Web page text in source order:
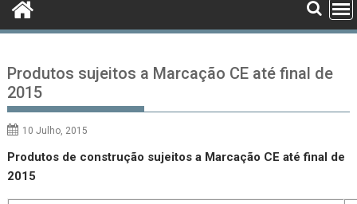
Produtos sujeitos a Marcação CE até final de
2015
10 Julho, 2015
Produtos de construção sujeitos a Marcação CE até final de
2015